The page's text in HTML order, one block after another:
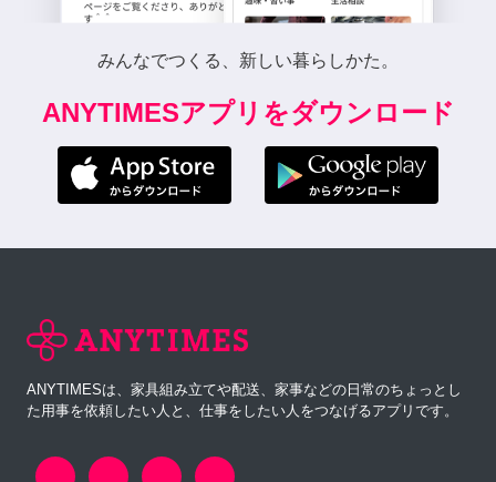
みんなでつくる、新しい暮らしかた。
ANYTIMESアプリをダウンロード
ANYTIMESは、家具組み立てや配送、家事などの日常のちょっとし
た用事を依頼したい人と、仕事をしたい人をつなげるアプリです。